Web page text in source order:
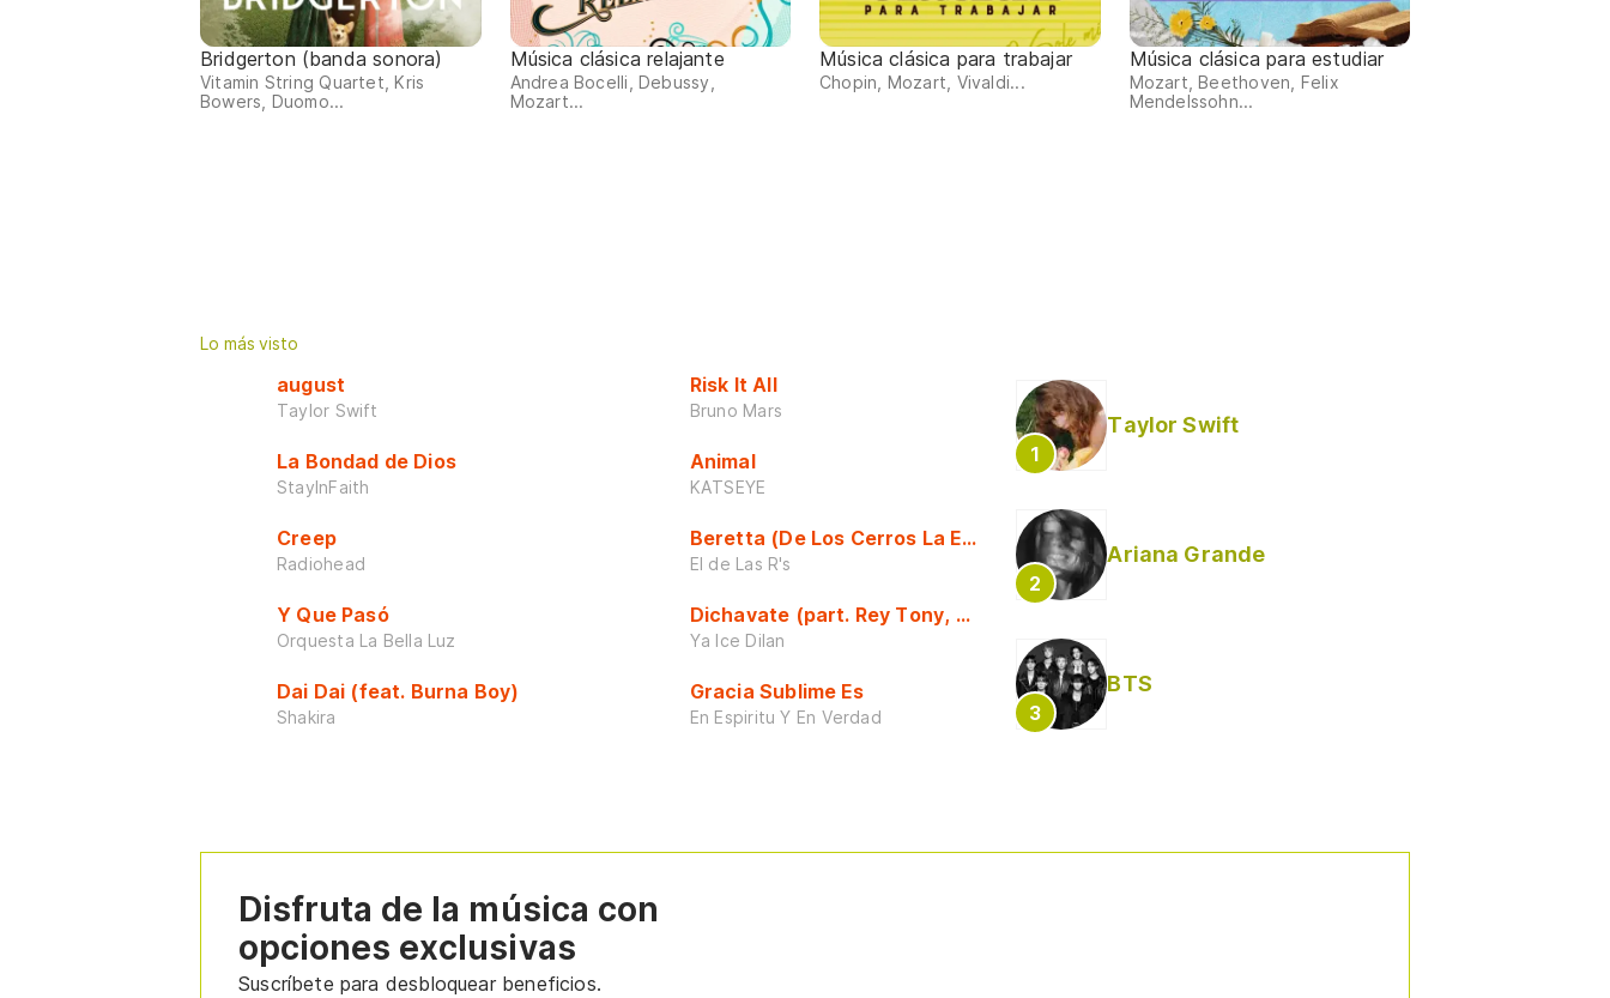
Bridgerton (banda sonora)
Vitamin String Quartet, Kris
Bowers, Duomo...
Música clásica relajante
Andrea Bocelli, Debussy,
Mozart...
Música clásica para trabajar
Chopin, Mozart, Vivaldi...
Música clásica para estudiar
Mozart, Beethoven, Felix
Mendelssohn...
Lo más visto
august
Taylor Swift
La Bondad de Dios
StayInFaith
Creep
Radiohead
Y Que Pasó
Orquesta La Bella Luz
Dai Dai (feat. Burna Boy)
Shakira
Risk It All
Bruno Mars
Animal
KATSEYE
Beretta (De Los Cerros La Escuela)
El de Las R's
Dichavate (part. Rey Tony, Dj Honda y Helabusador) [explícita]
Ya Ice Dilan
Gracia Sublime Es
En Espiritu Y En Verdad
Taylor Swift
Ariana Grande
BTS
Disfruta de la música con
opciones exclusivas
Suscríbete para desbloquear beneficios.